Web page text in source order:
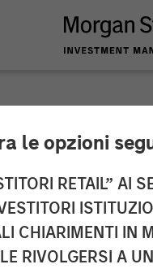
le opzioni
RETAIL” AI
CHIARIMENTI
RIVOLGERSI A
for